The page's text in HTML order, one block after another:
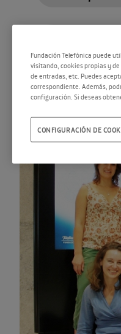
Ocho
Fundación
Fundación Telefónica puede
visitando, cookies propias y
de entradas, etc. Puedes
correspondiente. Además,
configuración. Si deseas
CONFIGURACIÓN DE